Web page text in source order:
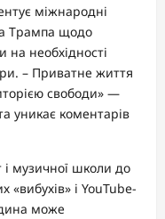
міжнародні
Трампа щодо
на необхідності
– Приватне життя
свободи» —
уникає коментарів
і музичної школи до
«вибухів» і YouTube-
може